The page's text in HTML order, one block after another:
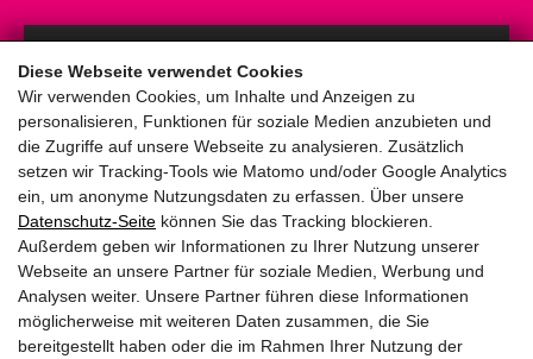
Diese Webseite verwendet Cookies
Wir verwenden Cookies, um Inhalte und Anzeigen zu
personalisieren, Funktionen für soziale Medien anzubieten und
die Zugriffe auf unsere Webseite zu analysieren. Zusätzlich
setzen wir Tracking-Tools wie Matomo und/oder Google Analytics
ein, um anonyme Nutzungsdaten zu erfassen. Über unsere
Datenschutz-Seite können Sie das Tracking blockieren.
Außerdem geben wir Informationen zu Ihrer Nutzung unserer
Webseite an unsere Partner für soziale Medien, Werbung und
Analysen weiter. Unsere Partner führen diese Informationen
möglicherweise mit weiteren Daten zusammen, die Sie
bereitgestellt haben oder die im Rahmen Ihrer Nutzung der
Anmelden
pinzweb.at GmbH & Co KG
Raiffeisenstraße 4, 5671 Bruck an der Glocknerstraße
Rögergasse 36/6, 1090 Wien
T:+43 (0) 6545 20340